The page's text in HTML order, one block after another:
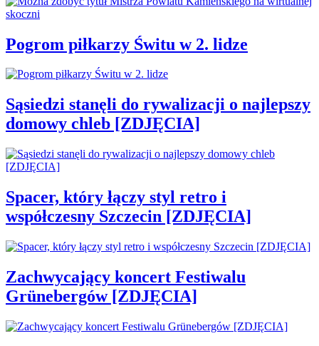
Pogrom piłkarzy Świtu w 2. lidze
Sąsiedzi stanęli do rywalizacji o najlepszy
domowy chleb [ZDJĘCIA]
Spacer, który łączy styl retro i
współczesny Szczecin [ZDJĘCIA]
Zachwycający koncert Festiwalu
Grünebergów [ZDJĘCIA]